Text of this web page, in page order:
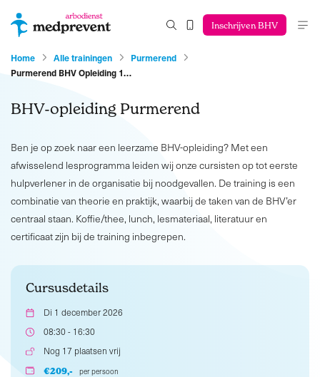
Inschrijven BHV
Home Alle trainingen
Purmerend
Purmerend BHV Opleiding 1…
BHV-opleiding Purmerend
Ben je op zoek naar een leerzame BHV-opleiding? Met een
afwisselend lesprogramma leiden wij onze cursisten op tot eerste
hulpverlener in de organisatie bij noodgevallen. De training is een
combinatie van theorie en praktijk, waarbij de taken van de BHV’er
centraal staan. Koffie/thee, lunch, lesmateriaal, literatuur en
certificaat zijn bij de training inbegrepen.
Cursusdetails
Di 1 december 2026
08:30 - 16:30
Nog 17 plaatsen vrij
€209,-
per persoon